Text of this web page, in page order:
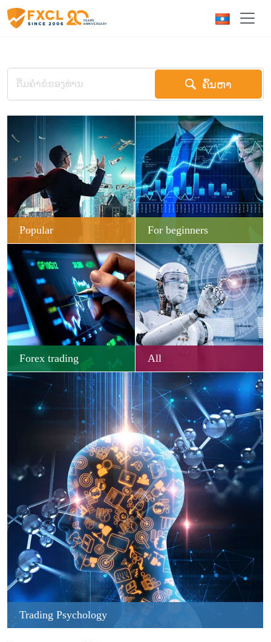
ຄົ້ນຫາ
Popular For beginners
Forex trading All
Trading Psychology